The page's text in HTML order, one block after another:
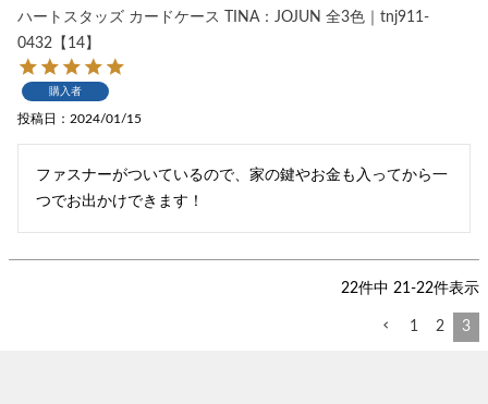
ハートスタッズ カードケース TINA：JOJUN 全3色｜tnj911-
0432【14】
購入者
投稿日 2024/01/15
ファスナーがついているので、家の鍵やお金も入ってから一
つでお出かけできます！
22件中 21 -22件表示
1 2 3